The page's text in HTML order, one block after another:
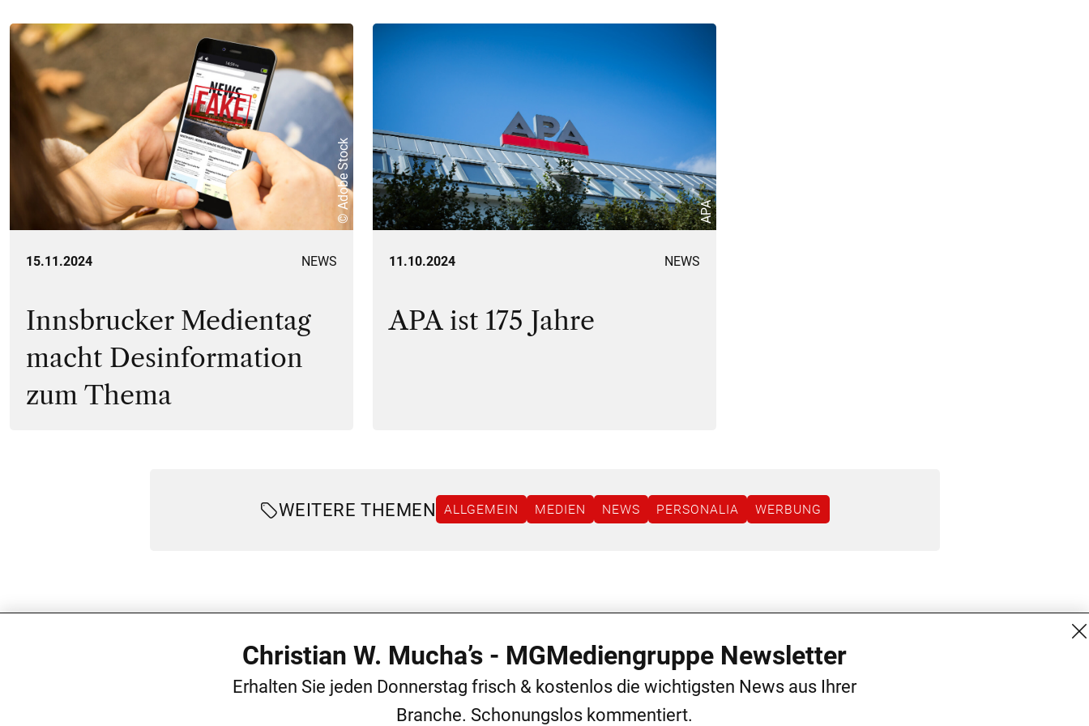
© Adobe Stock
15.11.2024 NEWS
Innsbrucker Medientag
macht Desinformation
zum Thema
APA
11.10.2024 NEWS
APA ist 175 Jahre
WEITERE THEMEN ALLGEMEIN MEDIEN NEWS PERSONALIA WERBUNG
Burgring 1/7
Christian W. Mucha’s - MGMediengruppe Newsletter
Erhalten Sie jeden Donnerstag frisch & kostenlos die wichtigsten News aus Ihrer
Branche. Schonungslos kommentiert.